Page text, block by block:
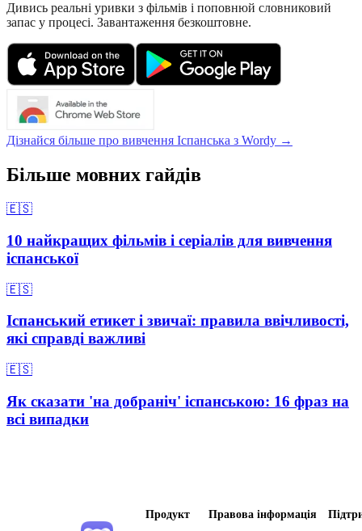
Дивись реальні уривки з фільмів і поповнюй словниковий
запас у процесі. Завантаження безкоштовне.
Дізнайся більше про вивчення Іспанська з Wordy →
Більше мовних гайдів
🇪🇸
10 найкращих фільмів і серіалів для вивчення
іспанської
🇪🇸
Іспанський етикет і звичаї: правила ввічливості,
які справді важливі
🇪🇸
Як сказати 'на добраніч' іспанською: 16 фраз на
всі випадки
Продукт
Правова інформація